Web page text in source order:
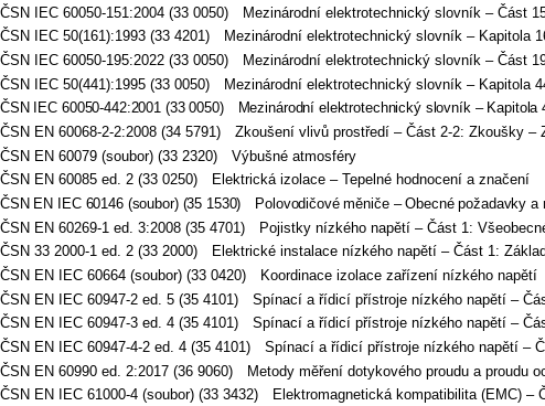
ČSN IEC 60050-151:2004 (33 0050) Mezinárodní elektrotechnický slovník – Část
ČSN IEC 50(161):1993 (33 4201) Mezinárodní elektrotechnický slovník – Kapitola
ČSN IEC 60050-195:2022 (33 0050) Mezinárodní elektrotechnický slovník – Část
ČSN IEC 50(441):1995 (33 0050) Mezinárodní elektrotechnický slovník – Kapitola
ČSN IEC 60050-442:2001 (33 0050) Mezinárodní elektrotechnický slovník –
ČSN EN 60068-2-2:2008 (34 5791) Zkoušení vlivů prostředí – Část 2-2: Zkoušky –
ČSN EN 60079 (soubor) (33 2320) Výbušné atmosféry
ČSN EN 60085 ed. 2 (33 0250) Elektrická izolace – Tepelné hodnocení a značení
ČSN EN IEC 60146 (soubor) (35 1530) Polovodičové měniče – Obecné požadavky
ČSN EN 60269-1 ed. 3:2008 (35 4701) Pojistky nízkého napětí – Část 1:
ČSN 33 2000-1 ed. 2 (33 2000) Elektrické instalace nízkého napětí – Část 1:
ČSN EN IEC 60664 (soubor) (33 0420) Koordinace izolace zařízení nízkého napětí
ČSN EN IEC 60947-2 ed. 5 (35 4101) Spínací a řídicí přístroje nízkého napětí –
ČSN EN IEC 60947-3 ed. 4 (35 4101) Spínací a řídicí přístroje nízkého napětí –
ČSN EN IEC 60947-4-2 ed. 4 (35 4101) Spínací a řídicí přístroje nízkého napětí –
ČSN EN 60990 ed. 2:2017 (36 9060) Metody měření dotykového proudu a proudu
ČSN EN IEC 61000-4 (soubor) (33 3432) Elektromagnetická kompatibilita (EMC) –